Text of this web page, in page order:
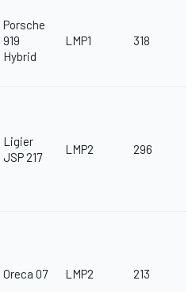
Porsche
919
Hybrid
LMP1 318
Ligier
JSP 217
LMP2 296
Oreca 07 LMP2 213